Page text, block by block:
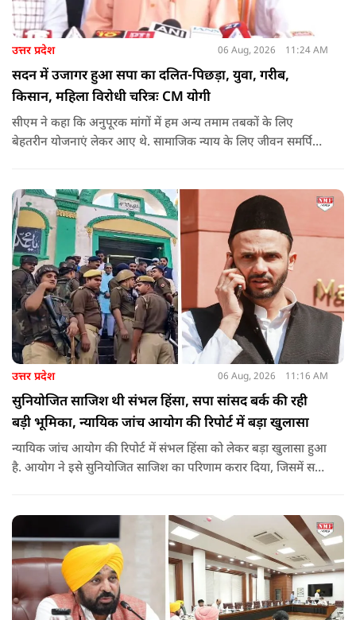
उत्तर प्रदेश 06 Aug, 2026 11:24 AM
सदन में उजागर हुआ सपा का दलित-पिछड़ा, युवा, गरीब,
किसान, महिला विरोधी चरित्रः CM योगी
सीएम ने कहा कि अनुपूरक मांगों में हम अन्य तमाम तबकों के लिए
बेहतरीन योजनाएं लेकर आए थे. सामाजिक न्याय के लिए जीवन समर्पित
अहिल्या बाई होल्कर आदि की मूर्तियों पर छाजन, पार्क, बाउंड्रीवाल के
लिए हमने 407 करोड़ रुपये का प्रावधान किया है. यह बजट पास न हो,
इसके लिए समाजवादी पार्टी ने सदन की कार्यवाही को बाधित किया और
लगातार व्यवधान पैदा करने का प्रयास किया.
उत्तर प्रदेश 06 Aug, 2026 11:16 AM
सुनियोजित साजिश थी संभल हिंसा, सपा सांसद बर्क की रही
बड़ी भूमिका, न्यायिक जांच आयोग की रिपोर्ट में बड़ा खुलासा
न्यायिक जांच आयोग की रिपोर्ट में संभल हिंसा को लेकर बड़ा खुलासा हुआ
है. आयोग ने इसे सुनियोजित साजिश का परिणाम करार दिया, जिसमें सपा